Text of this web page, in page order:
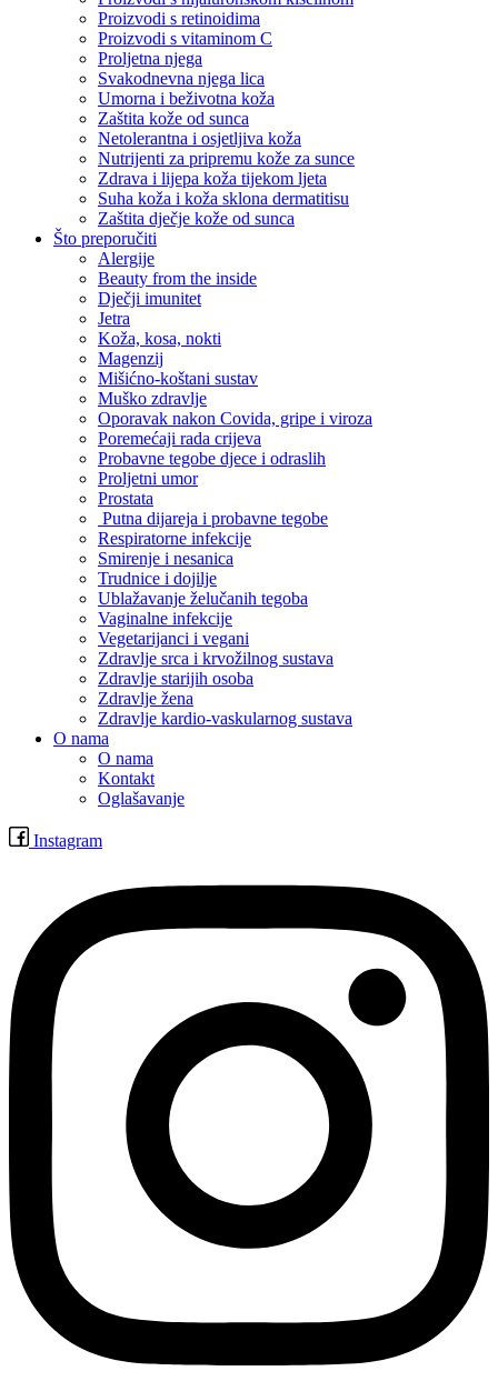
Proizvodi s retinoidima
Proizvodi s vitaminom C
Proljetna njega
Svakodnevna njega lica
Umorna i beživotna koža
Zaštita kože od sunca
Netolerantna i osjetljiva koža
Nutrijenti za pripremu kože za sunce
Zdrava i lijepa koža tijekom ljeta
Suha koža i koža sklona dermatitisu
Zaštita dječje kože od sunca
Što preporučiti
Alergije
Beauty from the inside
Dječji imunitet
Jetra
Koža, kosa, nokti
Magenzij
Mišićno-koštani sustav
Muško zdravlje
Oporavak nakon Covida, gripe i viroza
Poremećaji rada crijeva
Probavne tegobe djece i odraslih
Proljetni umor
Prostata
Putna dijareja i probavne tegobe
Respiratorne infekcije
Smirenje i nesanica
Trudnice i dojilje
Ublažavanje želučanih tegoba
Vaginalne infekcije
Vegetarijanci i vegani
Zdravlje srca i krvožilnog sustava
Zdravlje starijih osoba
Zdravlje žena
Zdravlje kardio-vaskularnog sustava
O nama
O nama
Kontakt
Oglašavanje
Instagram